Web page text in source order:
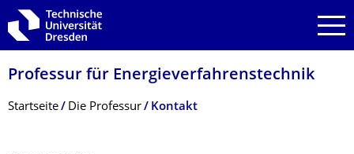
Zur Hauptnavigation springen
Zur Suche springen
Zum Inhalt springen
Professur für Energieverfahrens­technik
Breadcrumb-Menü
Startseite Die Professur Kontakt